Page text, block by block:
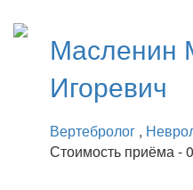
Масленин
Игоревич
Вертебролог ,
Стоимость приёма - 0